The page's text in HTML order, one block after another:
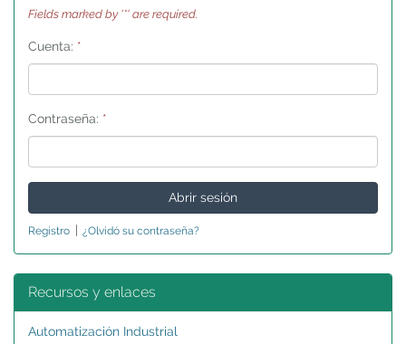
Fields marked by '*' are required.
Cuenta: *
Contraseña: *
Registro | ¿Olvidó su contraseña?
Recursos y enlaces
Automatización Industrial